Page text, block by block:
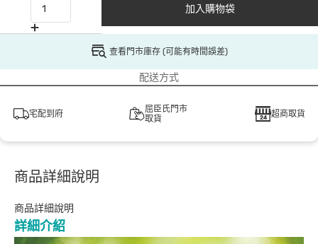
加入購物袋
查看門市庫存 (可能有時間誤差)
配送方式
宅配到府
屈臣氏門市
取貨
超商取貨
商品詳細說明
商品詳細說明
詳細介紹